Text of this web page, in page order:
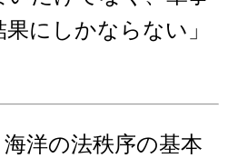
にしかならない」
洋の法秩序の基本